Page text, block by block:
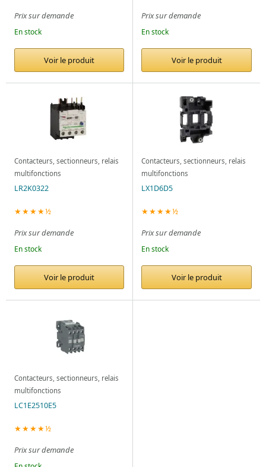
Prix sur demande
En stock
Voir le produit
Prix sur demande
En stock
Voir le produit
Contacteurs, sectionneurs, relais
multifonctions
LR2K0322
★★★★½
Prix sur demande
En stock
Voir le produit
Contacteurs, sectionneurs, relais
multifonctions
LX1D6D5
★★★★½
Prix sur demande
En stock
Voir le produit
Contacteurs, sectionneurs, relais
multifonctions
LC1E2510E5
★★★★½
Prix sur demande